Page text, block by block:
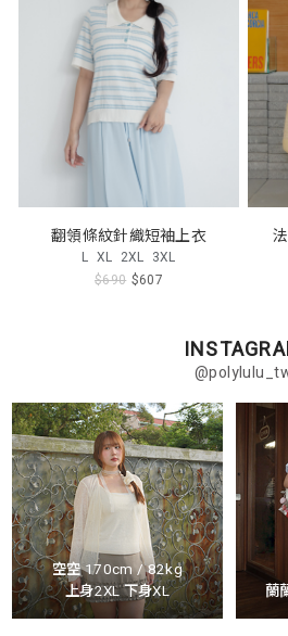
翻領條紋針織短袖上衣
L XL 2XL 3XL
$690 $607
空空 170cm / 82kg
上身2XL 下身XL
蘭